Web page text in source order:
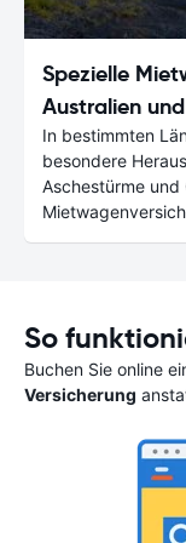
Spezielle
Australien
In bestimmten
besondere
Aschestürme
So
Buchen Sie online
Versicherung